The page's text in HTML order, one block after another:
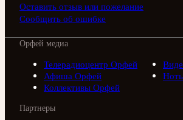
Оставить отзыв или пожелание
Сообщить об ошибке
Орфей медиа
Телерадиоцентр Орфей
Афиша Орфей
Коллективы Орфей
Партнеры